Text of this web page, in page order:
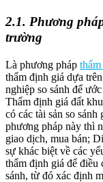
2.1. Phương
trường
Là phương pháp
thẩm định giá dựa
nghiệp so sánh để
Thẩm định giá đất
có các tài sản so
phương pháp này thì
giao dịch, mua bán;
sự khác biệt về các
thẩm định giá để điều
sánh, từ đó xác định